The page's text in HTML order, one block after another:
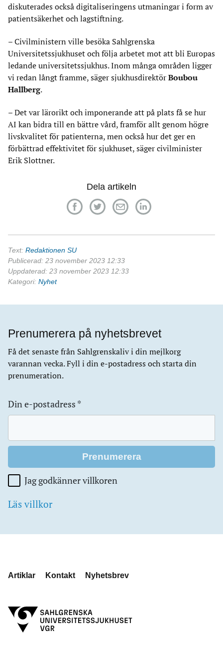
diskuterades också digitaliseringens utmaningar i form av
patientsäkerhet och lagstiftning.
– Civilministern ville besöka Sahlgrenska
Universitetssjukhuset och följa arbetet mot att bli Europas
ledande universitetssjukhus. Inom många områden ligger
vi redan långt framme, säger sjukhusdirektör Boubou
Hallberg.
– Det var lärorikt och imponerande att på plats få se hur
AI kan bidra till en bättre vård, framför allt genom högre
livskvalitet för patienterna, men också hur det ger en
förbättrad effektivitet för sjukhuset, säger civilminister
Erik Slottner.
Dela artikeln
Text: Redaktionen SU
Publicerad: 23 november 2023 12:33
Uppdaterad: 23 november 2023 12:33
Kategori: Nyhet
Prenumerera på nyhetsbrevet
Få det senaste från Sahlgrenskaliv i din mejlkorg
varannan vecka. Fyll i din e-postadress och starta din
prenumeration.
Din e-postadress *
Jag godkänner villkoren
Läs villkor
Artiklar Kontakt Nyhetsbrev